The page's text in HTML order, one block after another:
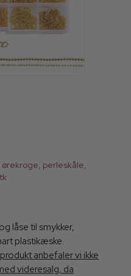
perleskåle,
låse til smykker,
plastikæske.
anbefaler vi ikke
videresalg, da